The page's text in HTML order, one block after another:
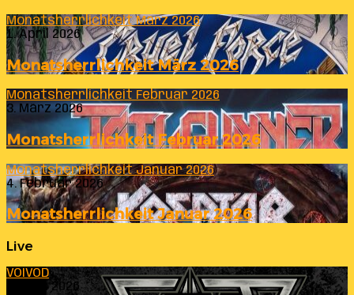
Monatsherrlichkeit März 2026
1. April 2026
Monatsherrlichkeit März 2026
Monatsherrlichkeit Februar 2026
3. März 2026
Monatsherrlichkeit Februar 2026
Monatsherrlichkeit Januar 2026
4. Februar 2026
Monatsherrlichkeit Januar 2026
Live
VOIVOD
23. Juli 2026